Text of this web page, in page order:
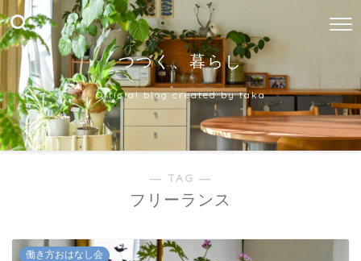
つづく、暮らし
Official blog created by taka
― TAG ―
フリーランス
働き方おはなし会